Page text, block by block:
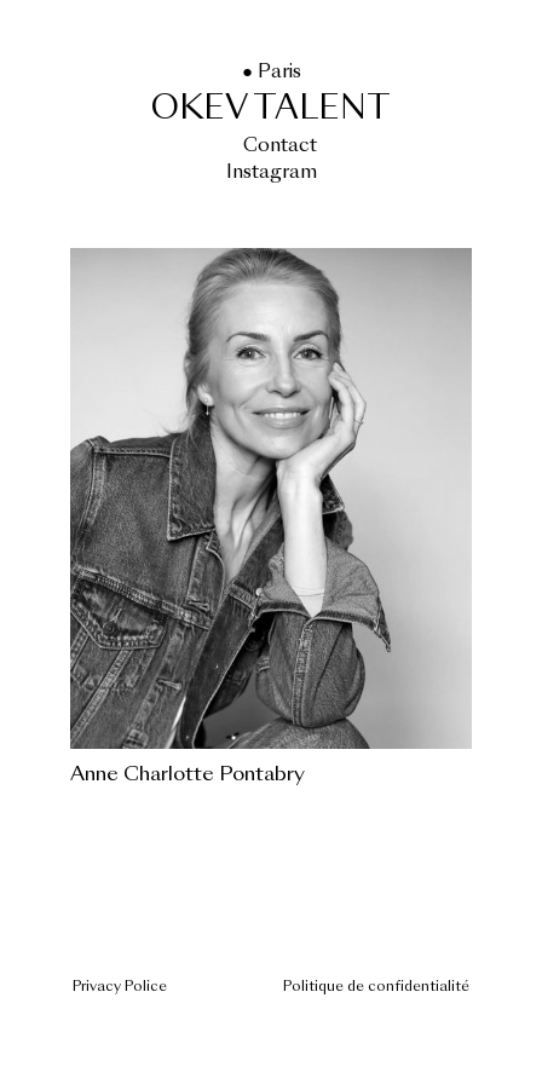
● Paris
OKEV TALENT
Contact
Instagram
Anne Charlotte Pontabry
Privacy Police Politique de confidentialité